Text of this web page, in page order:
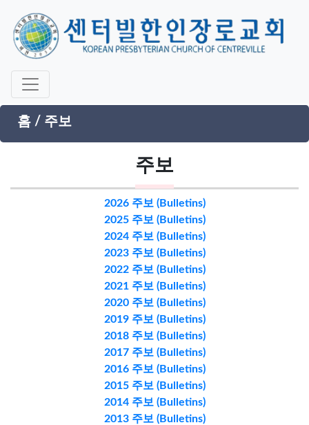
홈 / 주보
주보
2026 주보 (Bulletins)
2025 주보 (Bulletins)
2024 주보 (Bulletins)
2023 주보 (Bulletins)
2022 주보 (Bulletins)
2021 주보 (Bulletins)
2020 주보 (Bulletins)
2019 주보 (Bulletins)
2018 주보 (Bulletins)
2017 주보 (Bulletins)
2016 주보 (Bulletins)
2015 주보 (Bulletins)
2014 주보 (Bulletins)
2013 주보 (Bulletins)